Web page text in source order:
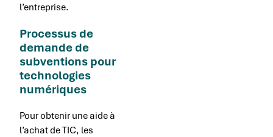
l’entreprise.
Processus de
demande de
subventions pour
technologies
numériques
Pour obtenir une aide à
l’achat de TIC, les